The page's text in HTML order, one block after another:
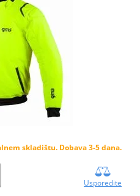
skladištu. Dobava 3-5 dana.
Usporedite